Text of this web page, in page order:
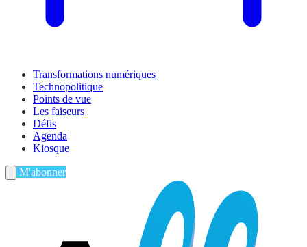
Transformations numériques
Technopolitique
Points de vue
Les faiseurs
Défis
Agenda
Kiosque
M'abonner